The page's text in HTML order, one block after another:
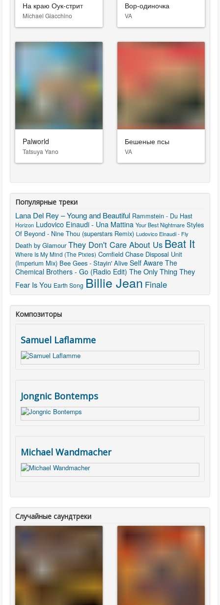
На краю Оук-стрит
Michael Giacchino
Вор-одиночка
VA
Palworld
Tatsuya Yano
Бешеные псы
VA
Популярные треки
Lana Del Rey – Young and Beautiful Rammstein - Du Hast
Horizon Ludovico Einaudi - Una Mattina Your Best Nightmare Styles
Of Beyond - Nine Thou (superstars Remix) Ludovico Einaudi - Fly
Death by Glamour They Don't Care About Us Beat It
Where Is My Mind (The Pixies) Cornfield Chase Disposal Unit
(Imperium Mix) Bee Gees - Stayin' Alive Self Aware The
Chemical Brothers - Go (Radio Edit) The Only Thing They
Fear Is You Earth Song Billie Jean Finale
Композиторы
Samuel Laflamme
Jongnic Bontemps
Michael Wandmacher
Случайные саундтреки